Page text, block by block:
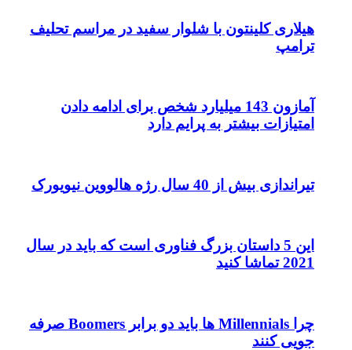
هیلاری کلینتون با شلوار سفید در مراسم تحلیف
ترامپ
آمازون 143 میلیارد شخص برای ادامه دادن
امتیازات بیشتر به پرایم دارد
تیراندازی بیش از 40 سال رژه هالووین نیویورک
این 5 داستان بزرگ فناوری است که باید در سال
2021 تماشا کنید
چرا Millennials ها باید دو برابر Boomers صرفه
جویی کنند